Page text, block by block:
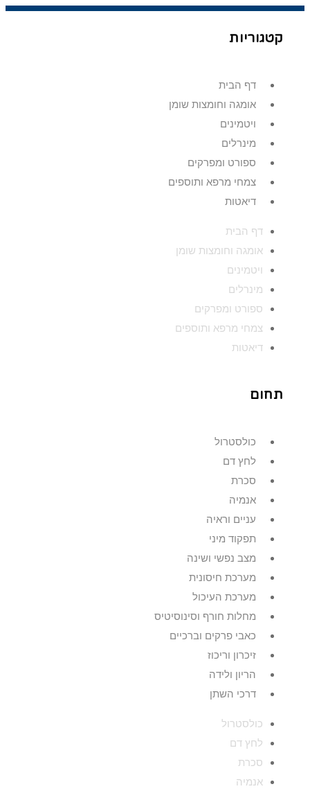
קטגוריות
דף הבית
אומגה וחומצות שומן
ויטמינים
מינרלים
ספורט ומפרקים
צמחי מרפא ותוספים
דיאטות
דף הבית
אומגה וחומצות שומן
ויטמינים
מינרלים
ספורט ומפרקים
צמחי מרפא ותוספים
דיאטות
תחום
כולסטרול
לחץ דם
סכרת
אנמיה
עניים וראיה
תפקוד מיני
מצב נפשי ושינה
מערכת חיסונית
מערכת העיכול
מחלות חורף וסינוסיטיס
כאבי פרקים וברכיים
זיכרון וריכוז
הריון ולידה
דרכי השתן
כולסטרול
לחץ דם
סכרת
אנמיה